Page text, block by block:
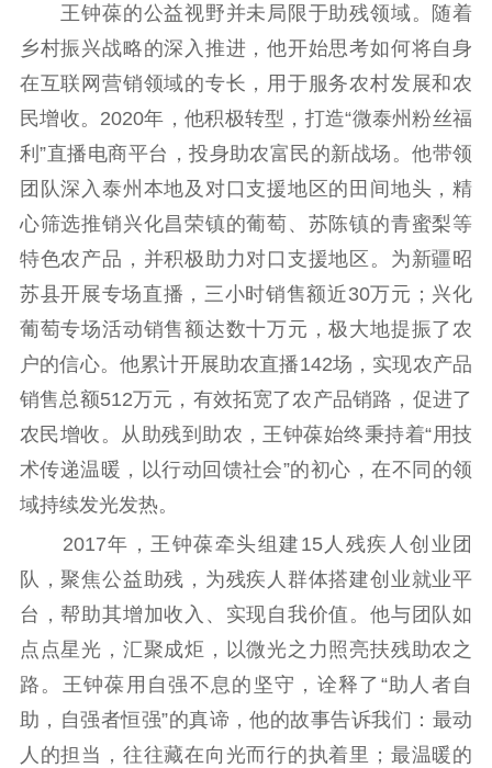
王钟葆的公益视野并未局限于助残领域。随着
乡村振兴战略的深入推进，他开始思考如何将自身
在互联网营销领域的专长，用于服务农村发展和农
民增收。2020年，他积极转型，打造“微泰州粉丝福
利”直播电商平台，投身助农富民的新战场。他带领
团队深入泰州本地及对口支援地区的田间地头，精
心筛选推销兴化昌荣镇的葡萄、苏陈镇的青蜜梨等
特色农产品，并积极助力对口支援地区。为新疆昭
苏县开展专场直播，三小时销售额近30万元；兴化
葡萄专场活动销售额达数十万元，极大地提振了农
户的信心。他累计开展助农直播142场，实现农产品
销售总额512万元，有效拓宽了农产品销路，促进了
农民增收。从助残到助农，王钟葆始终秉持着“用技
术传递温暖，以行动回馈社会”的初心，在不同的领
域持续发光发热。
2017年，王钟葆牵头组建15人残疾人创业团
队，聚焦公益助残，为残疾人群体搭建创业就业平
台，帮助其增加收入、实现自我价值。他与团队如
点点星光，汇聚成炬，以微光之力照亮扶残助农之
路。王钟葆用自强不息的坚守，诠释了“助人者自
助，自强者恒强”的真谛，他的故事告诉我们：最动
人的担当，往往藏在向光而行的执着里；最温暖的